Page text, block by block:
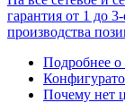
гарантия от 1 до
производства
Подробнее
Почему нет